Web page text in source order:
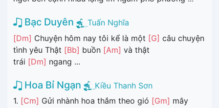
Bạc Duyên
Tuấn Nghĩa
[Dm] Chuyện hôm nay tôi kể là một [G] câu chuyện
tình yêu Thật [Bb] buồn [Am] và thật
trái [Dm] ngang ...
Hoa Bỉ Ngạn
Kiều Thanh Sơn
1. [Cm] Gửi nhành hoa thắm theo gió [Gm] mây